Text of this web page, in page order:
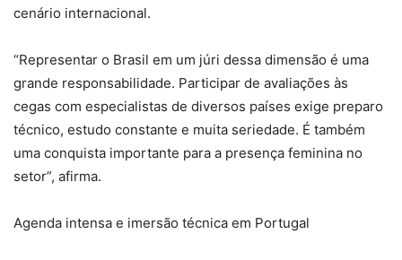
cenário internacional.
“Representar o Brasil em um júri dessa dimensão é uma
grande responsabilidade. Participar de avaliações às
cegas com especialistas de diversos países exige preparo
técnico, estudo constante e muita seriedade. É também
uma conquista importante para a presença feminina no
setor”, afirma.
Agenda intensa e imersão técnica em Portugal